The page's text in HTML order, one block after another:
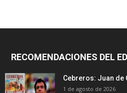
RECOMENDACIONES DEL
Cebreros: Juan de
1 de agosto de 2026